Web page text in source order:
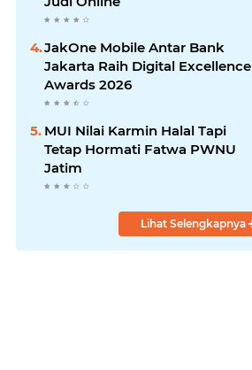
JakOne Mobile Antar Bank
Jakarta Raih Digital Excellence
Awards 2026
MUI Nilai Karmin Halal Tapi
Tetap Hormati Fatwa PWNU
Jatim
Lihat Selengkapnya